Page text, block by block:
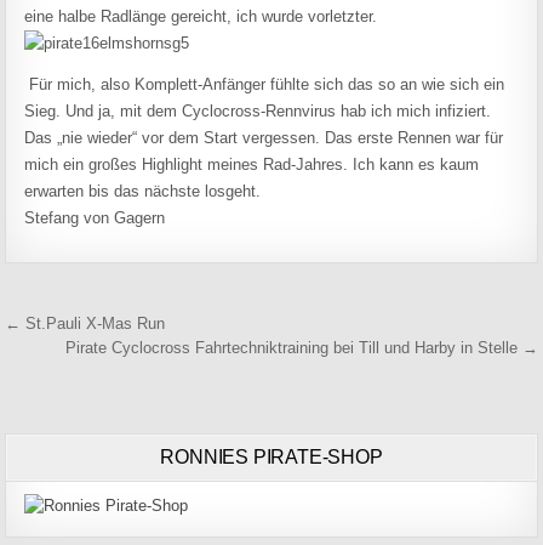
eine halbe Radlänge gereicht, ich wurde vorletzter.
Für mich, also Komplett-Anfänger fühlte sich das so an wie sich ein
Sieg. Und ja, mit dem Cyclocross-Rennvirus hab ich mich infiziert.
Das „nie wieder“ vor dem Start vergessen. Das erste Rennen war für
mich ein großes Highlight meines Rad-Jahres. Ich kann es kaum
erwarten bis das nächste losgeht.
Stefang von Gagern
Beitragsnavigation
← St.Pauli X-Mas Run
Pirate Cyclocross Fahrtechniktraining bei Till und Harby in Stelle →
RONNIES PIRATE-SHOP